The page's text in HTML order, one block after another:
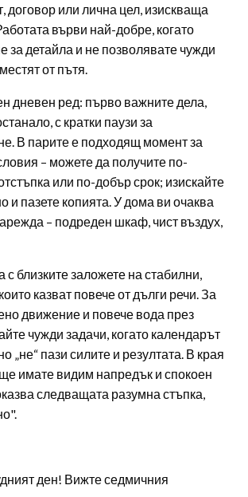
договор или лична цел, изискваща
върви най-добре, когато
за детайла и не позволявате чужди
от пътя.
дневен ред: първо важните дела,
с кратки паузи за
В парите е подходящ момент за
– можете да получите по-
или по-добър срок; изискайте
и пазете копията. У дома ви очаква
– подреден шкаф, чист въздух,
близките заложете на стабилни,
казват повече от дълги речи. За
движение и повече вода през
чужди задачи, когато календарът
„не“ пази силите и резултата. В края
имате видим напредък и спокоен
следващата разумна стъпка,
ден! Вижте седмичния